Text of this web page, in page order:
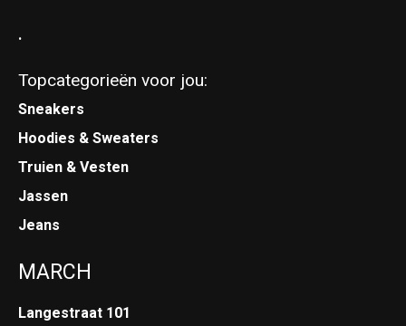
.
Topcategorieën voor jou:
Sneakers
Hoodies & Sweaters
Truien & Vesten
Jassen
Jeans
MARCH
Langestraat 101